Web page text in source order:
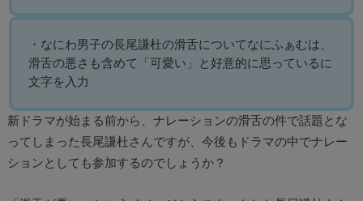
・なにわ男子の長尾謙杜の滑舌についてなにふぁむは、
滑舌の悪さも含めて「可愛い」と好意的に思っているに
文字を入力
新ドラマが始まる前から、ナレーションの滑舌の件で話題とな
ってしまった長尾謙杜さんですが、今後もドラマの中でナレー
ションとしても参加するのでしょうか？